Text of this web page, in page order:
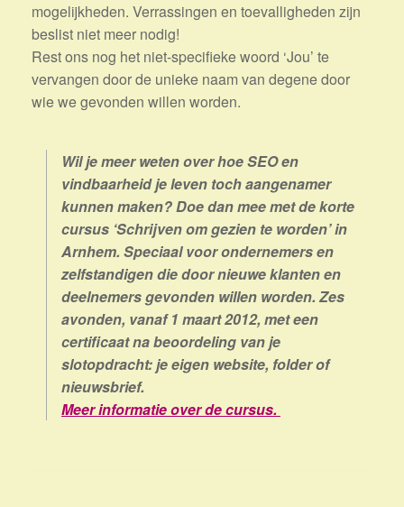
mogelijkheden. Verrassingen en toevalligheden zijn
beslist niet meer nodig!
Rest ons nog het niet-specifieke woord ‘Jou’ te
vervangen door de unieke naam van degene door
wie we gevonden willen worden.
Wil je meer weten over hoe SEO en
vindbaarheid je leven toch aangenamer
kunnen maken? Doe dan mee met de korte
cursus ‘Schrijven om gezien te worden’ in
Arnhem. Speciaal voor ondernemers en
zelfstandigen die door nieuwe klanten en
deelnemers gevonden willen worden. Zes
avonden, vanaf 1 maart 2012, met een
certificaat na beoordeling van je
slotopdracht: je eigen website, folder of
nieuwsbrief.
Meer informatie over de cursus.